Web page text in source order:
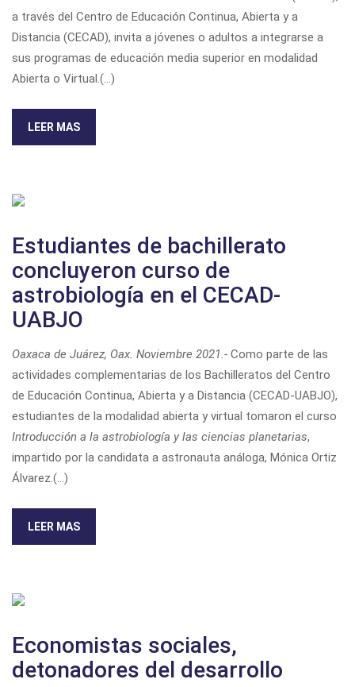
a través del Centro de Educación Continua, Abierta y a
Distancia (CECAD), invita a jóvenes o adultos a integrarse a
sus programas de educación media superior en modalidad
Abierta o Virtual.(...)
LEER MAS
Estudiantes de bachillerato
concluyeron curso de
astrobiología en el CECAD-
UABJO
Oaxaca de Juárez, Oax. Noviembre 2021.- Como parte de las
actividades complementarias de los Bachilleratos del Centro
de Educación Continua, Abierta y a Distancia (CECAD-UABJO),
estudiantes de la modalidad abierta y virtual tomaron el curso
Introducción a la astrobiología y las ciencias planetarias,
impartido por la candidata a astronauta análoga, Mónica Ortiz
Álvarez.(...)
LEER MAS
Economistas sociales,
detonadores del desarrollo